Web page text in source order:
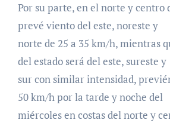
Por su parte, en el norte y centro
prevé viento del este, noreste y
norte de 25 a 35 km/h, mientras
del estado será del este, sureste y
sur con similar intensidad,
50 km/h por la tarde y noche del
miércoles en costas del norte y